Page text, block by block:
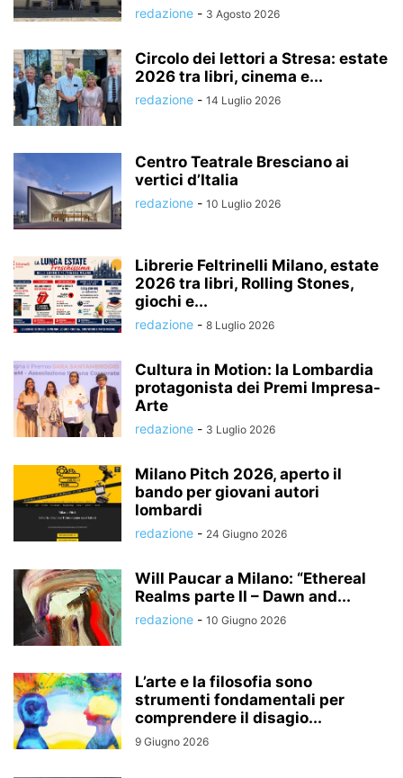
redazione - 3 Agosto 2026
Circolo dei lettori a Stresa: estate
2026 tra libri, cinema e...
redazione - 14 Luglio 2026
Centro Teatrale Bresciano ai
vertici d’Italia
redazione - 10 Luglio 2026
Librerie Feltrinelli Milano, estate
2026 tra libri, Rolling Stones,
giochi e...
redazione - 8 Luglio 2026
Cultura in Motion: la Lombardia
protagonista dei Premi Impresa-
Arte
redazione - 3 Luglio 2026
Milano Pitch 2026, aperto il
bando per giovani autori
lombardi
redazione - 24 Giugno 2026
Will Paucar a Milano: “Ethereal
Realms parte II – Dawn and...
redazione - 10 Giugno 2026
L’arte e la filosofia sono
strumenti fondamentali per
comprendere il disagio...
9 Giugno 2026